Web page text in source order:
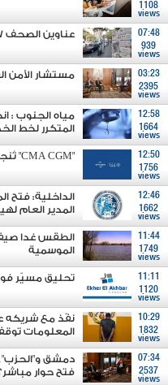
1108
views
07:48
939
views
عناوين الصحف 7 آب 2026
03:23
2395
views
مستشار الأمن
12:58
1664
views
مياه الجنوب :
المتكرر لخط
12:50
1756
views
"CMA CGM" تُنجز الاستحواذ على مجموعة فتّال
12:46
1662
views
الداخلية: فتح
المدير العام
11:44
1749
views
الطقس غدا
الموسمية
11:11
1120
views
تحليق مسيّر
10:29
1832
views
نفّذ مع شريكه
المعلومات
07:34
2537
views
دمشق و"الحزب"…
فتح حوار